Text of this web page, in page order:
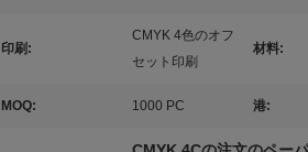
印刷:
CMYK 4色のオフ
セット印刷
材料:
MOQ: 1000 PC 港: